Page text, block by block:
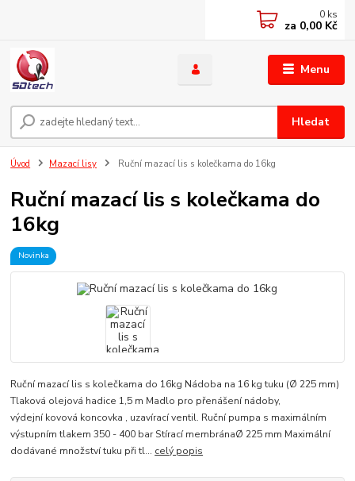
Menu
Hledat
0 ks
za 0,00 Kč
Úvod Mazací lisy Ruční mazací lis s kolečkama do 16kg
Ruční mazací lis s kolečkama do
16kg
Novinka
Ruční mazací lis s kolečkama do 16kg Nádoba na 16 kg tuku (Ø 225 mm)
Tlaková olejová hadice 1,5 m Madlo pro přenášení nádoby,
výdejní kovová koncovka , uzavírací ventil. Ruční pumpa s maximálním
výstupním tlakem 350 - 400 bar Stírací membránaØ 225 mm Maximální
dodávané množství tuku při tl... celý popis